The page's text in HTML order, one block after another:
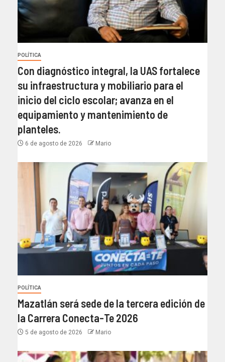
POLÍTICA
Con diagnóstico integral, la UAS fortalece
su infraestructura y mobiliario para el
inicio del ciclo escolar; avanza en el
equipamiento y mantenimiento de
planteles.
6 de agosto de 2026 Mario
POLÍTICA
Mazatlán será sede de la tercera edición de
la Carrera Conecta-Te 2026
5 de agosto de 2026 Mario